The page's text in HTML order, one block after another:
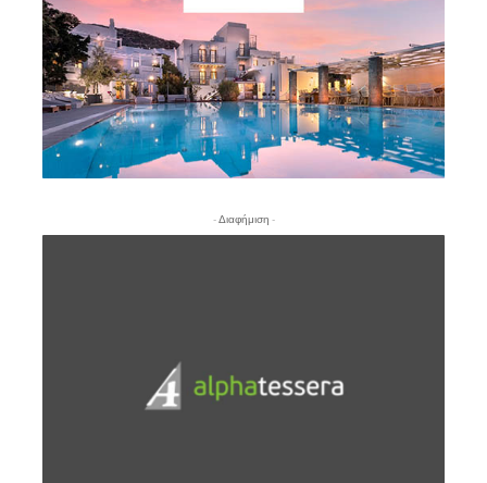
- Διαφήμιση -